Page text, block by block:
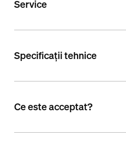
Service
Specificații tehnice
Ce este acceptat?